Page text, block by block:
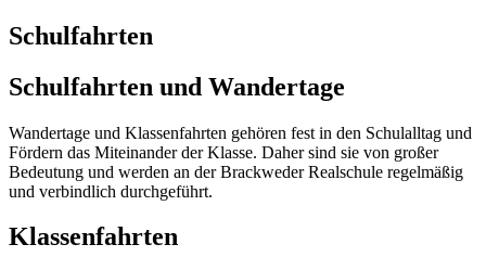
Schulfahrten
Schulfahrten und Wandertage
Wandertage und Klassenfahrten gehören fest in den Schulalltag und
Fördern das Miteinander der Klasse. Daher sind sie von großer
Bedeutung und werden an der Brackweder Realschule regelmäßig
und verbindlich durchgeführt.
Klassenfahrten